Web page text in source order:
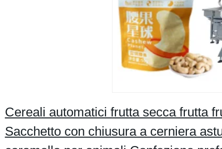
Cereali automatici frutta secca frutta
Sacchetto con chiusura a cerniera